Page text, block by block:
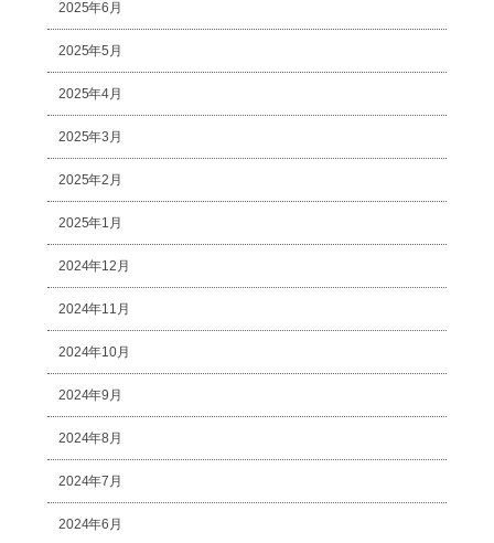
2025年6月
2025年5月
2025年4月
2025年3月
2025年2月
2025年1月
2024年12月
2024年11月
2024年10月
2024年9月
2024年8月
2024年7月
2024年6月